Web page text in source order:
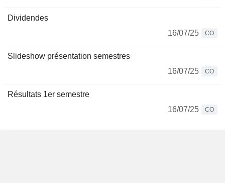
Dividendes
16/07/25
CO
Slideshow présentation semestres
16/07/25
CO
Résultats 1er semestre
16/07/25
CO